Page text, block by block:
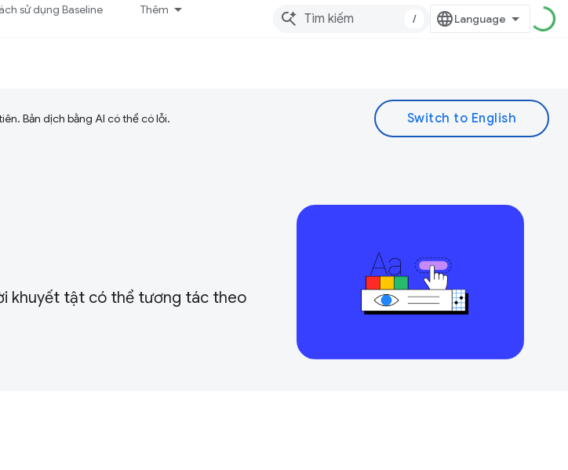
sử dụng Baseline Thêm
/
Bản dịch bằng AI có thể có lỗi.
khuyết tật có thể tương tác theo